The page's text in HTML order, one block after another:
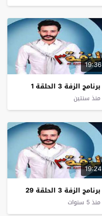
19:36
برنامج الزفة 3 الحلقة 1
منذ سنتين
19:24
برنامج الزفة 3 الحلقة 29
منذ 5 سنوات